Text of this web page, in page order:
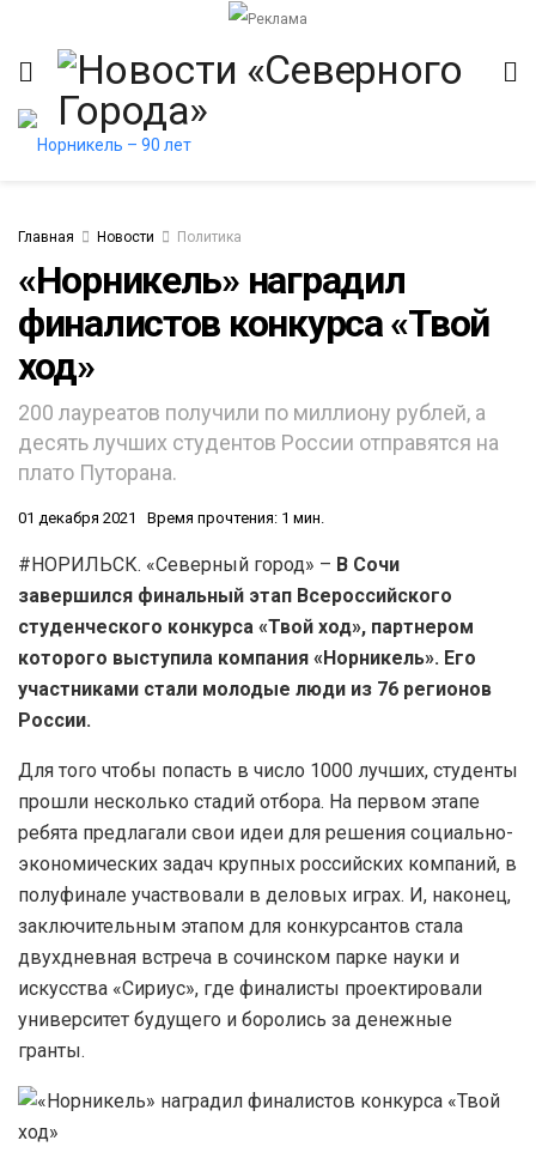
Главная Новости Политика
«Норникель» наградил
финалистов конкурса «Твой
ход»
200 лауреатов получили по миллиону рублей, а
десять лучших студентов России отправятся на
плато Путорана.
01 декабря 2021 Время прочтения: 1 мин.
#НОРИЛЬСК. «Северный город» – В Сочи
завершился финальный этап Всероссийского
студенческого конкурса «Твой ход», партнером
которого выступила компания «Норникель». Его
участниками стали молодые люди из 76 регионов
России.
Для того чтобы попасть в число 1000 лучших, студенты
прошли несколько стадий отбора. На первом этапе
ребята предлагали свои идеи для решения социально-
экономических задач крупных российских компаний, в
полуфинале участвовали в деловых играх. И, наконец,
заключительным этапом для конкурсантов стала
двухдневная встреча в сочинском парке науки и
искусства «Сириус», где финалисты проектировали
университет будущего и боролись за денежные
гранты.